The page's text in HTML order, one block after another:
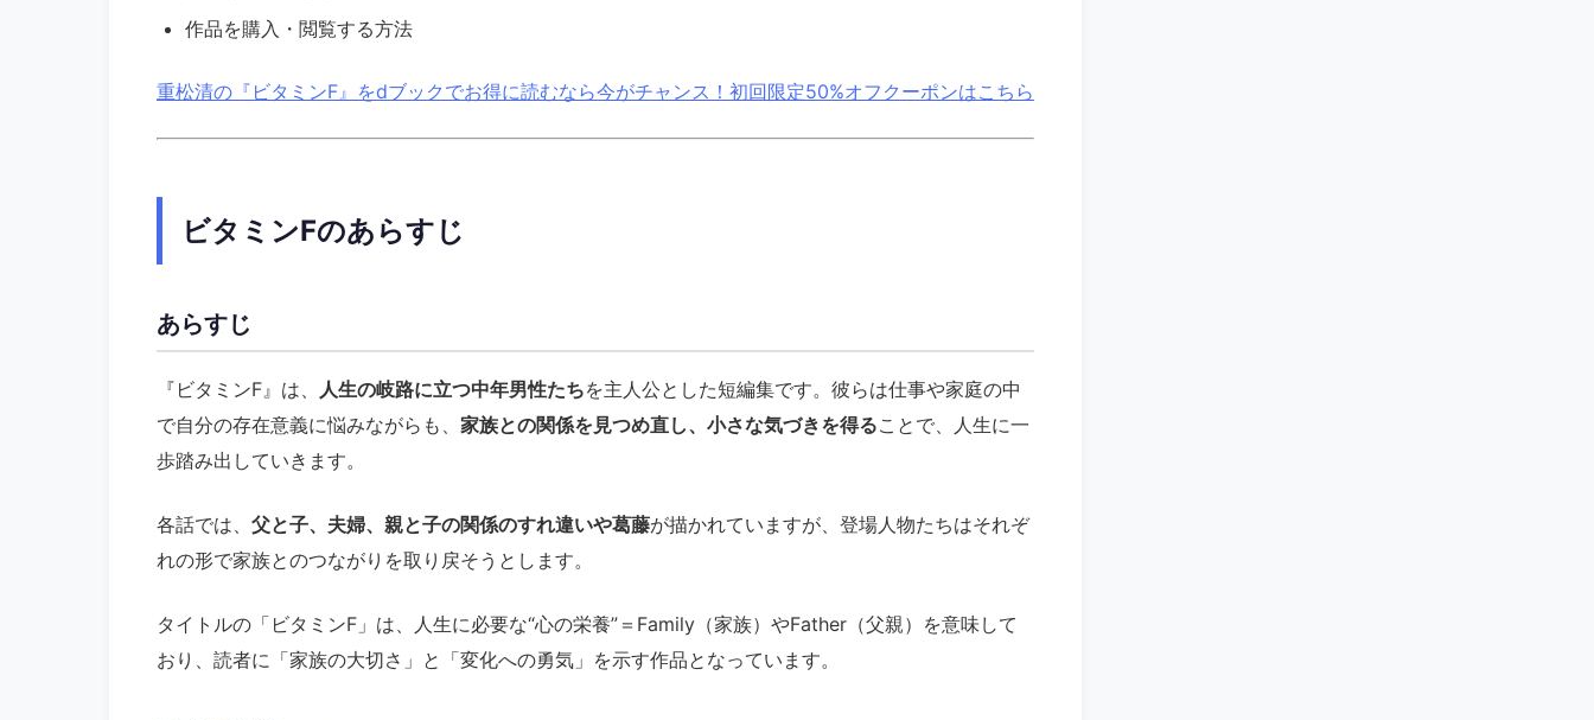
作品を購入・閲覧する方法
重松清の『ビタミンF』をdブックでお得に読むなら今がチャンス！初回限定50%オフクーポンはこちら
ビタミンFのあらすじ
あらすじ
『ビタミンF』は、 人生の岐路に立つ中年男性たちを主人公とした短編集です。彼らは仕事や家庭の中
で自分の存在意義に悩みながらも、 家族との関係を見つめ直し、小さな気づきを得ることで、人生に一
歩踏み出していきます。
各話では、 父と子、夫婦、親と子の関係のすれ違いや葛藤が描かれていますが、登場人物たちはそれぞ
れの形で家族とのつながりを取り戻そうとします。
タイトルの「ビタミンF」は、人生に必要な“心の栄養”＝Family（家族）やFather（父親）を意味して
おり、読者に「家族の大切さ」と「変化への勇気」を示す作品となっています。